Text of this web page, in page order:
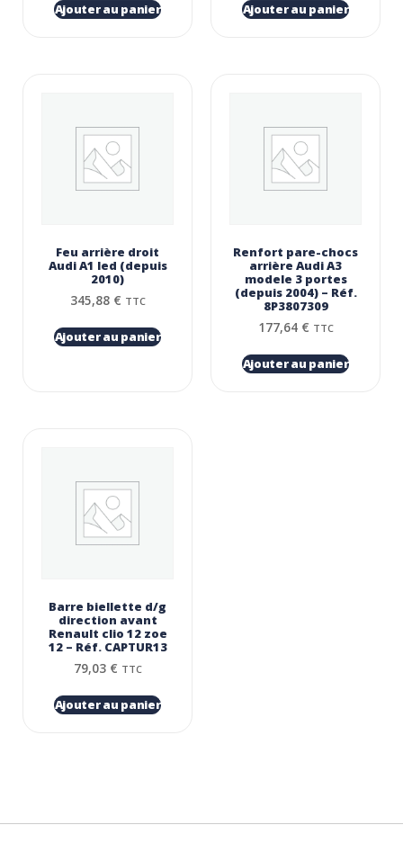
Ajouter au panier Ajouter au panier
Feu arrière droit
Audi A1 led (depuis
2010)
345,88 € TTC
Ajouter au panier
Renfort pare-chocs
arrière Audi A3
modele 3 portes
(depuis 2004) – Réf.
8P3807309
177,64 € TTC
Ajouter au panier
Barre biellette d/g
direction avant
Renault clio 12 zoe
12 – Réf. CAPTUR13
79,03 € TTC
Ajouter au panier